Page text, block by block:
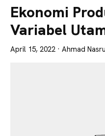
Tajam
Ekonomi
Variabel
April 15, 2022 · Ahmad